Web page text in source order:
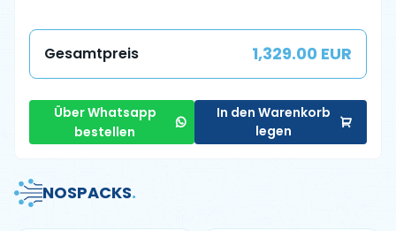
Gesamtpreis 1,329.00 EUR
Über Whatsapp
bestellen
In den Warenkorb
legen
NOSPACKS.